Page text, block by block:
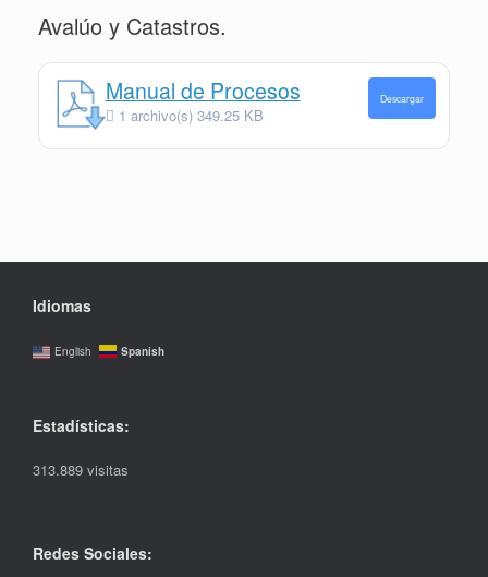
Avalúo y Catastros.
Manual de Procesos
1 archivo(s) 349.25 KB
Descargar
Idiomas
English Spanish
Estadísticas:
313.889 visitas
Redes Sociales: